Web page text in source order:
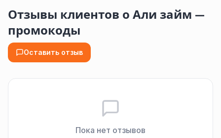
Отзывы клиентов о Али займ —
промокоды
Оставить отзыв
Пока нет отзывов